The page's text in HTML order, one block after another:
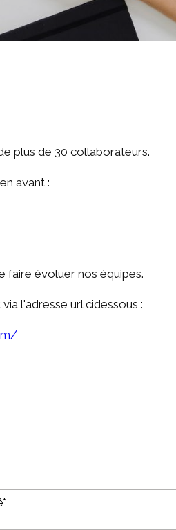
plus de 30 collaborateurs.
avant :
faire évoluer nos équipes.
l'adresse url cidessous :